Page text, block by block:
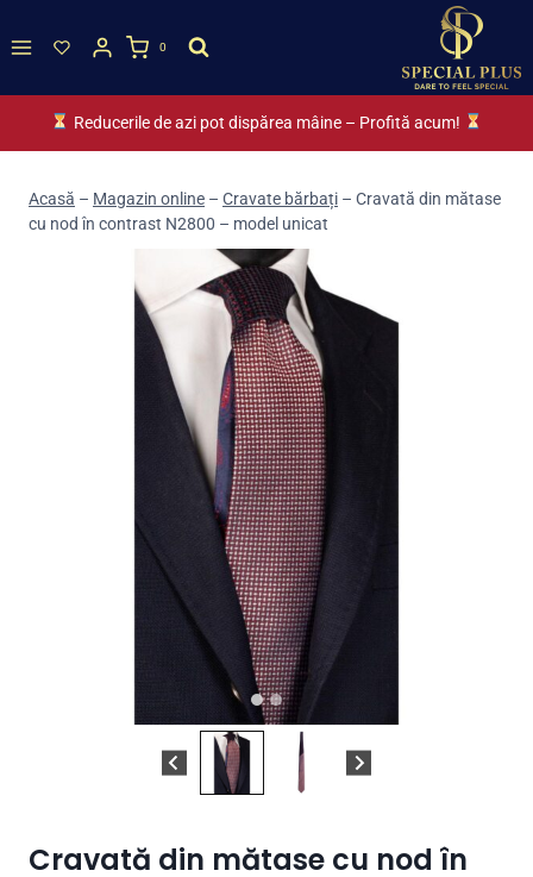
to
0
Reducerile de azi pot dispărea mâine – Profită acum!
Acasă – Magazin online – Cravate bărbați – Cravată din mătase
cu nod în contrast N2800 – model unicat
Cravată din mătase cu nod în